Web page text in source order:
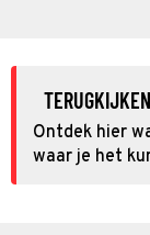
TERUGKIJKEN
Ontdek hier
waar je het